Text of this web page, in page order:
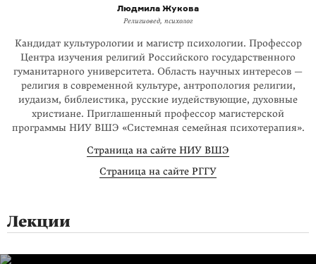
Людмила Жукова
Религиовед, психолог
Кандидат культурологии и магистр психологии. Профессор
Центра изучения религий Российского государственного
гуманитарного университета. Область научных интересов —
религия в современной культуре, антропология религии,
иудаизм, библеистика, русские иудействующие, духовные
христиане. Приглашенный профессор магистерской
программы НИУ ВШЭ «Системная семейная психотерапия».
Страница на сайте НИУ ВШЭ
Страница на сайте РГГУ
Лекции